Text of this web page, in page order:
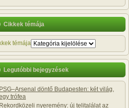
Cikkek témája
témája
Legutóbbi bejegyzések
PSG–Arsenal döntő Budapesten: két világ,
trófea
Rekordközeli nyeremény: új telitalálat az